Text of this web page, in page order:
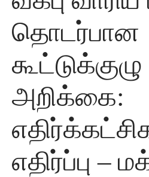
தொடர்பான
கூட்டுக்குழு
அறிக்கை:
எதிர்ப்பு –